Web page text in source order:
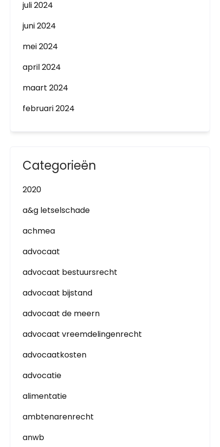
juli 2024
juni 2024
mei 2024
april 2024
maart 2024
februari 2024
Categorieën
2020
a&g letselschade
achmea
advocaat
advocaat bestuursrecht
advocaat bijstand
advocaat de meern
advocaat vreemdelingenrecht
advocaatkosten
advocatie
alimentatie
ambtenarenrecht
anwb